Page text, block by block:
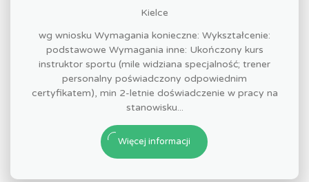
Kielce
wg wniosku Wymagania konieczne: Wykształcenie:
podstawowe Wymagania inne: Ukończony kurs
instruktor sportu (mile widziana specjalność; trener
personalny poświadczony odpowiednim
certyfikatem), min 2-letnie doświadczenie w pracy na
stanowisku...
Więcej informacji